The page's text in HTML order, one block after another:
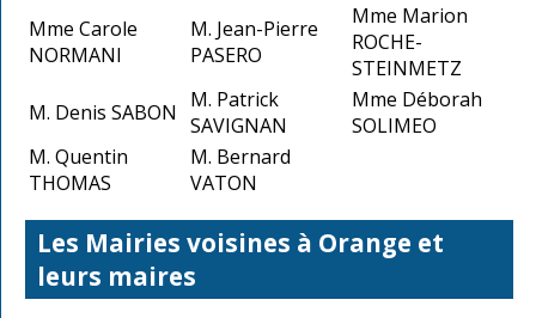
Mme Carole
NORMANI
M. Jean-Pierre
PASERO
Mme Marion
ROCHE-
STEINMETZ
M. Denis SABON
M. Patrick
SAVIGNAN
Mme Déborah
SOLIMEO
M. Quentin
THOMAS
M. Bernard
VATON
Les Mairies voisines à Orange et
leurs maires